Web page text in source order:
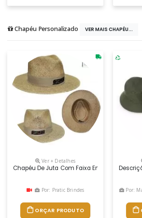
Chapéu Personalizado VER MAIS CHAPÉU...
Ver + Detalhes
Chapéu De Juta Com Faixa Em Brim, Nos
Por: Pratic Brindes
ORÇAR PRODUTO
Por: